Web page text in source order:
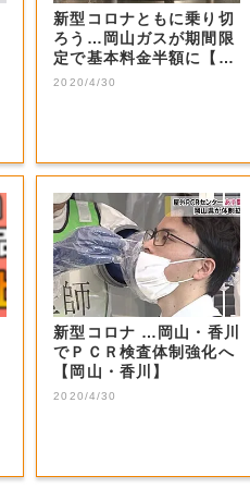
新型コロナともに乗り切
ろう…岡山ガスが期間限
定で基本料金半額に【岡
山・岡山市】
2020/4/30
新型コロナ …岡山・香川
でＰＣＲ検査体制強化へ
【岡山・香川】
2020/4/30